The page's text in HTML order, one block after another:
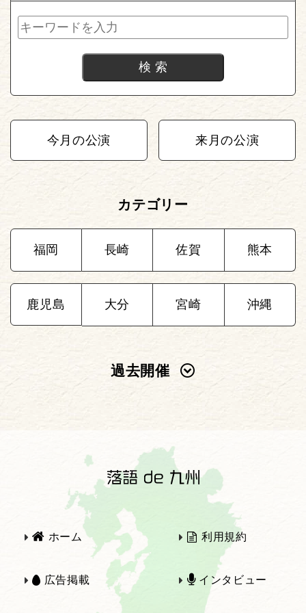
今月の公演 来月の公演
カテゴリー
福岡 長崎 佐賀 熊本
鹿児島 大分 宮崎 沖縄
過去開催
2022年
2021年 2020年
2019年 2018年
ホーム 利用規約
広告掲載 インタビュー